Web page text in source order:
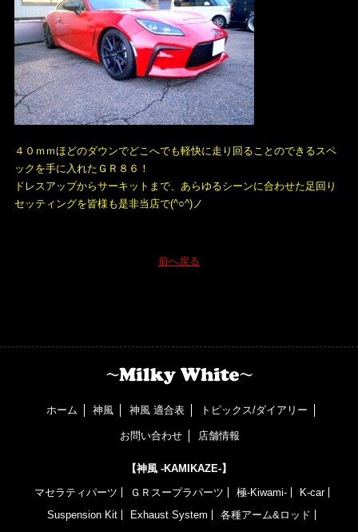
４０ｍｍほどのダウンでどこへでも軽快に走り回ることのできるスペ
ックを手に入れたＧＲ８６！
ドレスアップからサーキットまで、あらゆるシーンに合わせた足回り
セッティングを皆様も是非当店で(^○^)ノ
前へ戻る
ホーム 神風 神風 適合表 トピックス/ダイアリー
お問い合わせ 店舗情報
【神風 -KAMIKAZE-】
マセラティパーツ
ＧＲスープラパーツ 極-Kiwami-
K-car
Suspension Kit
Exhaust System
各種アーム&ロッド